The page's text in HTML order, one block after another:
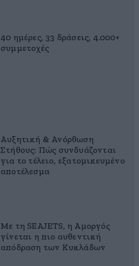
40 ημέρες, 33 δράσεις, 4.000+
συμμετοχές
Αυξητική & Ανόρθωση
Στήθους: Πώς συνδυάζονται
για το τέλειο, εξατομικευμένο
αποτέλεσμα
Με τη SEAJETS, η Αμοργός
γίνεται η πιο αυθεντική
απόδραση των Κυκλάδων